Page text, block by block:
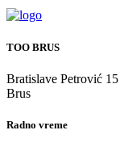
TOO BRUS
Bratislave Petrović 15
Brus
Radno vreme